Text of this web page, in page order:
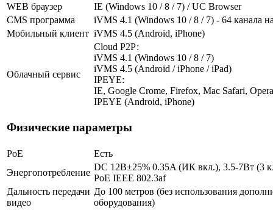
WEB браузер
IE (Windows 10 / 8 / 7) / UC Browser
CMS программа
iVMS 4.1 (Windows 10 / 8 / 7) - 64 канала
Мобильный клиент iVMS 4.5 (Android, iPhone)
Облачный сервис
Cloud Р2Р:
iVMS 4.1 (Windows 10 / 8 / 7)
iVMS 4.5 (Android / iPhone / iPad)
IPEYE:
IE, Google Crome, Firefox, Mac Safari,
IPEYE (Android, iPhone)
Физические параметры
PoE
Есть
Энергопотребление
DC 12В±25% 0.35A (ИК вкл.), 3.5-7Вт (3
PoE IEEE 802.3af
Дальность передачи
видео
До 100 метров (без использования
оборудования)